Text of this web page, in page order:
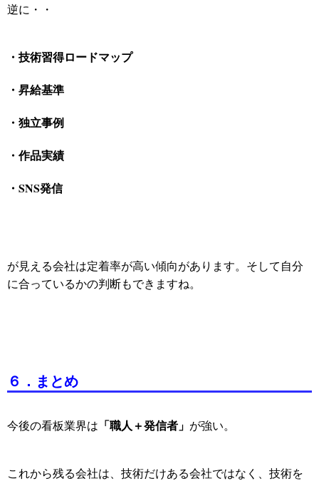
逆に・・
・技術習得ロードマップ
・昇給基準
・独立事例
・作品実績
・SNS発信
が見える会社は定着率が高い傾向があります。そして自分
に合っているかの判断もできますね。
６．まとめ
今後の看板業界は 「職人＋発信者」 が強い。
これから残る会社は、技術だけある会社ではなく、技術を